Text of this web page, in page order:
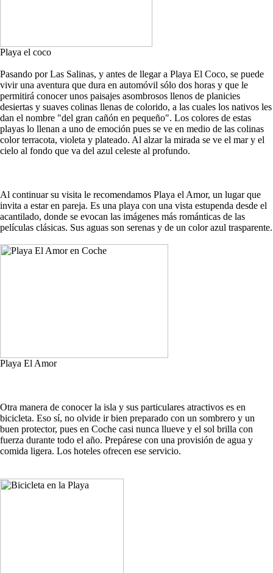
Playa el coco
Pasando por Las Salinas, y antes de llegar a Playa El Coco, se puede
vivir una aventura que dura en automóvil sólo dos horas y que le
permitirá conocer unos paisajes asombrosos llenos de planicies
desiertas y suaves colinas llenas de colorido, a las cuales los nativos les
dan el nombre "del gran cañón en pequeño". Los colores de estas
playas lo llenan a uno de emoción pues se ve en medio de las colinas
color terracota, violeta y plateado. Al alzar la mirada se ve el mar y el
cielo al fondo que va del azul celeste al profundo.
Al continuar su visita le recomendamos Playa el Amor, un lugar que
invita a estar en pareja. Es una playa con una vista estupenda desde el
acantilado, donde se evocan las imágenes más románticas de las
películas clásicas. Sus aguas son serenas y de un color azul trasparente.
Playa El Amor
Otra manera de conocer la isla y sus particulares atractivos es en
bicicleta. Eso sí, no olvide ir bien preparado con un sombrero y un
buen protector, pues en Coche casi nunca llueve y el sol brilla con
fuerza durante todo el año. Prepárese con una provisión de agua y
comida ligera. Los hoteles ofrecen ese servicio.